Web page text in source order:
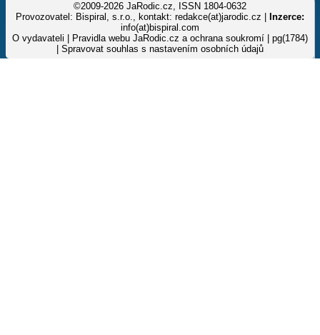
©2009-2026 JaRodic.cz, ISSN 1804-0632
Provozovatel: Bispiral, s.r.o., kontakt: redakce(at)jarodic.cz |
Inzerce:
info(at)bispiral.com
O vydavateli
Pravidla webu JaRodic.cz a ochrana soukromí | pg(1784)
Spravovat souhlas s nastavením osobních údajů